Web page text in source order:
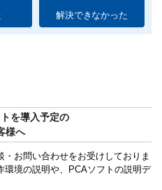
解決できなかった
を導入予定の
様へ
お問い合わせをお受けしておりま
境の説明や、PCAソフトの説明デ